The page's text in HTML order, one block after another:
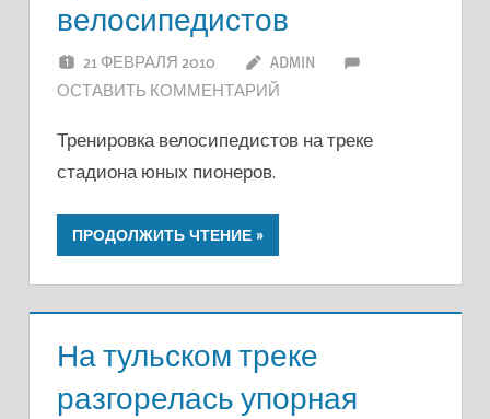
велосипедистов
21 ФЕВРАЛЯ 2010
ADMIN
ОСТАВИТЬ КОММЕНТАРИЙ
Тренировка велосипедистов на треке
стадиона юных пионеров.
ПРОДОЛЖИТЬ ЧТЕНИЕ
На тульском треке
разгорелась упорная